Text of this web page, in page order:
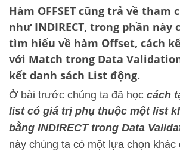
Hàm OFFSET cũng trả về
như INDIRECT, trong phần này
tìm hiểu về hàm Offset, cách
với Match trong Data
kết danh sách List động.
Ở bài trước chúng ta đã học cách
list có giá trị phụ thuộc một list
bằng INDIRECT trong Data
này chúng ta có một lựa chọn khác